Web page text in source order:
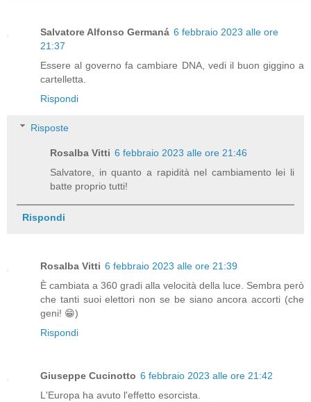
Salvatore Alfonso Germaná 6 febbraio 2023 alle ore
21:37
Essere al governo fa cambiare DNA, vedi il buon giggino a
cartelletta.
Rispondi
Risposte
Rosalba Vitti 6 febbraio 2023 alle ore 21:46
Salvatore, in quanto a rapidità nel cambiamento lei li
batte proprio tutti!
Rispondi
Rosalba Vitti 6 febbraio 2023 alle ore 21:39
È cambiata a 360 gradi alla velocità della luce. Sembra però
che tanti suoi elettori non se be siano ancora accorti (che
geni! 😁)
Rispondi
Giuseppe Cucinotto 6 febbraio 2023 alle ore 21:42
L'Europa ha avuto l'effetto esorcista.